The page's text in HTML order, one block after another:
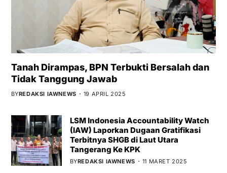
Tanah Dirampas, BPN Terbukti Bersalah dan
Tidak Tanggung Jawab
BYREDAKSI IAWNEWS 19 APRIL 2025
LSM Indonesia Accountability Watch
(IAW) Laporkan Dugaan Gratifikasi
Terbitnya SHGB di Laut Utara
Tangerang Ke KPK
BYREDAKSI IAWNEWS 11 MARET 2025